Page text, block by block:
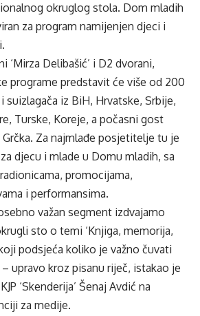
okruglog stola. Dom mladih
za program namijenjen djeci i
‘Mirza Delibašić’ i D2 dvorani,
programe predstavit će više od 200
suizlagača iz BiH, Hrvatske, Srbije,
Turske, Koreje, a počasni gost
Grčka. Za najmlađe posjetitelje tu je
djecu i mlade u Domu mladih, sa
promocijama,
i performansima.
važan segment izdvajamo
sto o temi ‘Knjiga, memorija,
podsjeća koliko je važno čuvati
upravo kroz pisanu riječ, istakao je
‘Skenderija’ Šenaj Avdić na
za medije.